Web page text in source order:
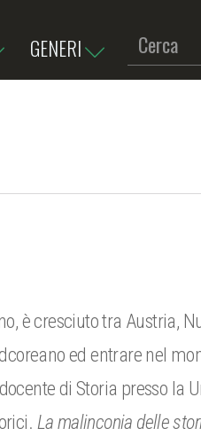
GENERI
è cresciuto tra Austria,
ed entrare nel
di Storia presso la
La malinconia delle